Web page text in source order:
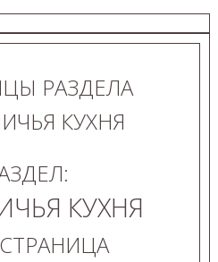
РАЗДЕЛА
КУХНЯ
КУХНЯ